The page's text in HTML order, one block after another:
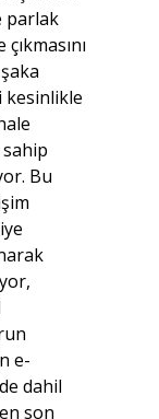
parlak
kesinlikle
Bu
e-
dahil
son